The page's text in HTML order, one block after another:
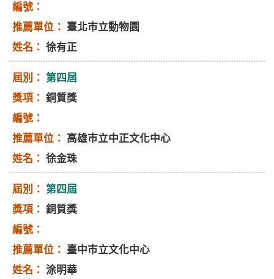
臺北巿立動物園
徐有正
第四屆
銅質獎
高雄巿立中正文化中心
徐金珠
第四屆
銅質獎
臺中巿立文化中心
涂明華